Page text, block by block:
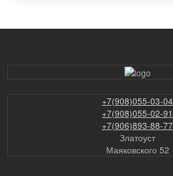
+7(908)055-03-04
+7(908)055-02-91
+7(906)893-88-77
Златоуст
Маяковского 52